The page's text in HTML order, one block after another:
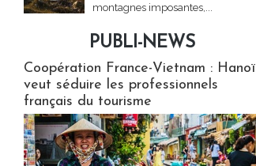
montagnes imposantes,...
PUBLI-NEWS
Coopération France-Vietnam : Hanoï
veut séduire les professionnels
français du tourisme